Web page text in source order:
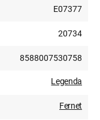
E07377
20734
8588007530758
Legenda
Fernet